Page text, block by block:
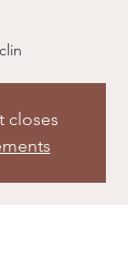
closes